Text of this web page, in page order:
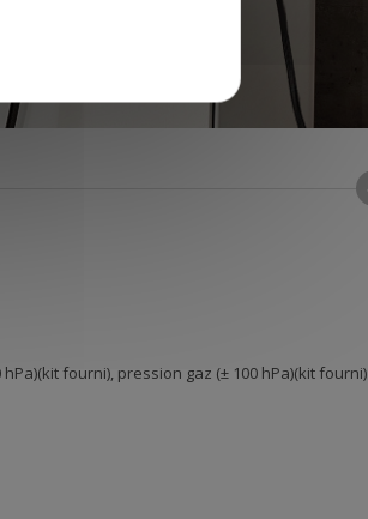
hPa)(kit fourni), pression gaz (± 100 hPa)(kit fourni)